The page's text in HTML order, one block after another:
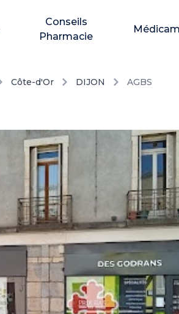
Conseils
Pharmacie
Côte-d'Or DIJON AGBS